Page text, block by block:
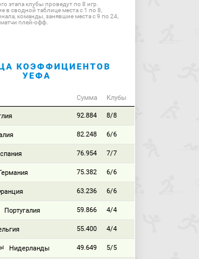
этапа клубы проведут по 8 игр.
в сводной таблице места с 1 по 8,
команды, занявшие места с 9 по 24,
плей-офф.
КОЭФФИЦИЕНТОВ
УЕФА
Сумма Клубы
92.884 8/8
82.248 6/6
76.954 7/7
75.382 6/6
63.236 6/6
Португалия 59.866 4/4
55.400 4/4
Нидерланды 49.649 5/5